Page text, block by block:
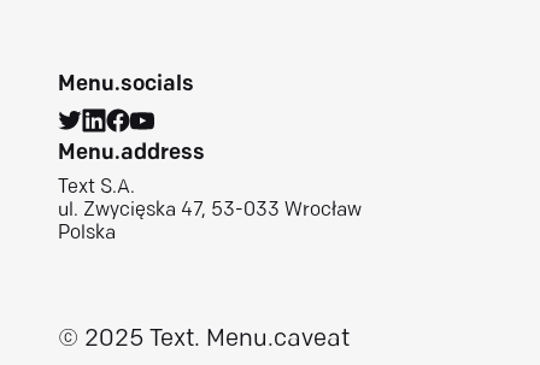
Menu.socials
Menu.address
Text S.A.
ul. Zwycięska 47, 53-033 Wrocław
Polska
© 2025 Text. Menu.caveat